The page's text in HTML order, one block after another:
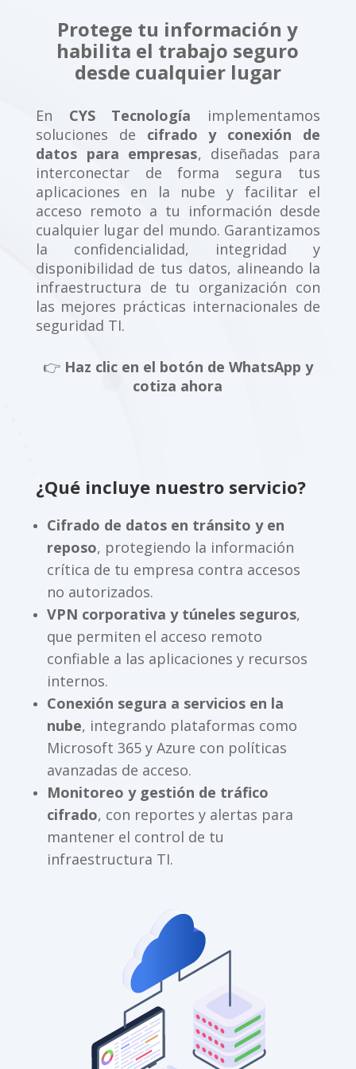
Protege tu información y
habilita el trabajo seguro
desde cualquier lugar
En CYS Tecnología implementamos
soluciones de cifrado y conexión de
datos para empresas, diseñadas para
interconectar de forma segura tus
aplicaciones en la nube y facilitar el
acceso remoto a tu información desde
cualquier lugar del mundo. Garantizamos
la confidencialidad, integridad y
disponibilidad de tus datos, alineando la
infraestructura de tu organización con
las mejores prácticas internacionales de
seguridad TI.
👉 Haz clic en el botón de WhatsApp y
cotiza ahora
¿Qué incluye nuestro servicio?
Cifrado de datos en tránsito y en
reposo, protegiendo la información
crítica de tu empresa contra accesos
no autorizados.
VPN corporativa y túneles seguros,
que permiten el acceso remoto
confiable a las aplicaciones y recursos
internos.
Conexión segura a servicios en la
nube, integrando plataformas como
Microsoft 365 y Azure con políticas
avanzadas de acceso.
Monitoreo y gestión de tráfico
cifrado, con reportes y alertas para
mantener el control de tu
infraestructura TI.